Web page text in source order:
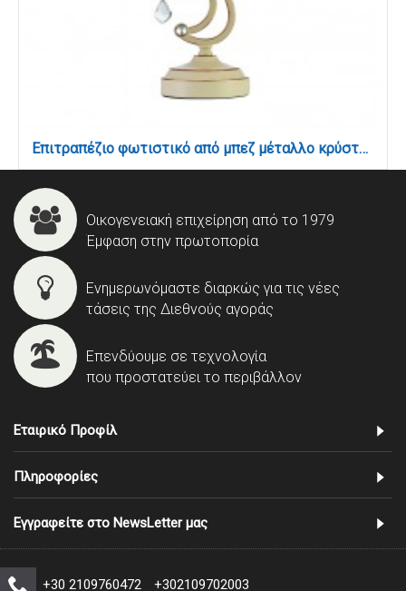
Επιτραπέζιο φωτιστικό από μπεζ μέταλλο κρύσταλλο και υφασμάτινο καπέλο 1XE13 D:40cm (3404)
Οικογενειακή επιχείρηση από το 1979
Έμφαση στην πρωτοπορία
Ενημερωνόμαστε διαρκώς για τις νέες
τάσεις της Διεθνούς αγοράς
Επενδύουμε σε τεχνολογία
που προστατεύει το περιβάλλον
Εταιρικό Προφίλ
Πληροφορίες
Εγγραφείτε στο NewsLetter μας
+30 2109760472 +302109702003